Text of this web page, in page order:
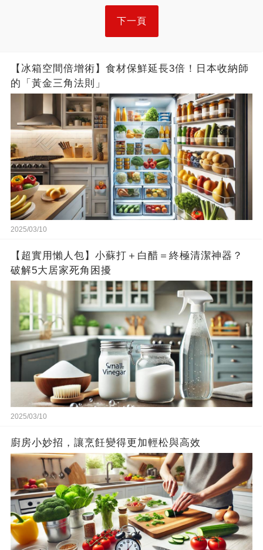
下一頁
【冰箱空間倍增術】食材保鮮延長3倍！日本收納師
的「黃金三角法則」
2025/03/10
【超實用懶人包】小蘇打＋白醋＝終極清潔神器？
破解5大居家死角困擾
2025/03/10
廚房小妙招，讓烹飪變得更加輕松與高效